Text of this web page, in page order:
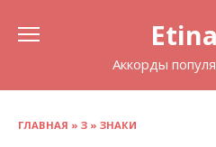
Аккорды
ГЛАВНАЯ » З » ЗНАКИ